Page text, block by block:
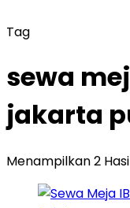
Tag
sewa
jakarta
Menampilkan 2